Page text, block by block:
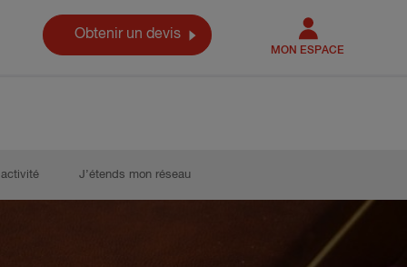
Obtenir un devis
MON ESPACE
J’étends mon réseau